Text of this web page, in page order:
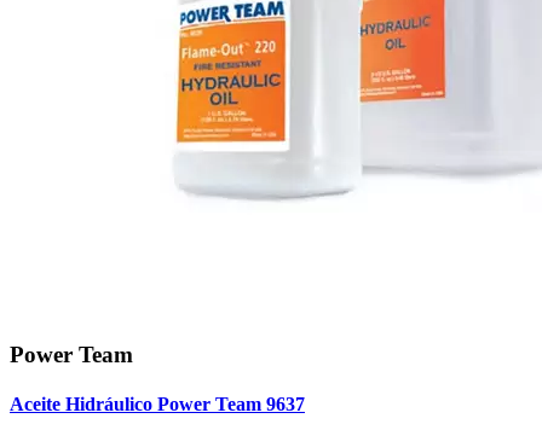
Power Team
Aceite Hidráulico Power Team 9637